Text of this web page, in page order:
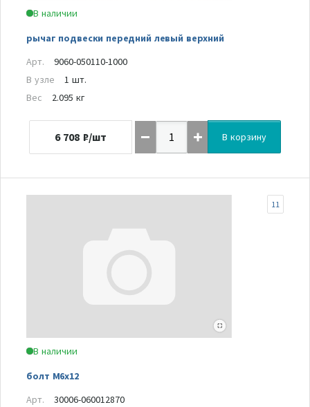
В наличии
рычаг подвески передний левый верхний
Арт.
9060-050110-1000
В узле
1 шт.
Вес
2.095 кг
6 708 ₽/шт В корзину
В наличии
болт М6х12
11
Арт.
30006-060012870